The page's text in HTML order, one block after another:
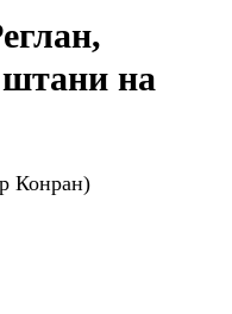
на
Конран)